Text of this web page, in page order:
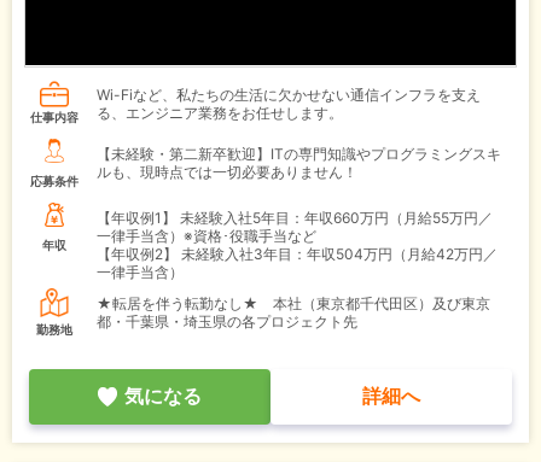
仕事内容
Wi-Fiなど、私たちの生活に欠かせない通信インフラを支え
る、エンジニア業務をお任せします。
応募条件
【未経験・第二新卒歓迎】ITの専門知識やプログラミングスキ
ルも、現時点では一切必要ありません！
年収
【年収例1】
未経験入社5年目：年収660万円（月給55万円／
一律手当含）※資格･役職手当など
【年収例2】
未経験入社3年目：年収504万円（月給42万円／
一律手当含）
勤務地
★転居を伴う転勤なし★ 本社（東京都千代田区）及び東京
都・千葉県・埼玉県の各プロジェクト先
気になる 詳細へ